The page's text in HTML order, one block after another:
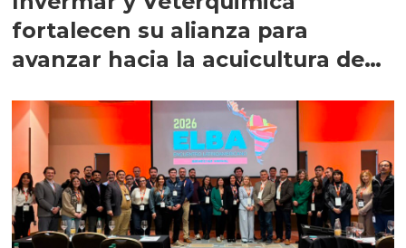
fortalecen su alianza para
avanzar hacia la acuicultura de